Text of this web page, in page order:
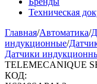
Техническая
Главная/Автоматика/
индукционные/
Датчики
TELEMECANIQUE
КОД: